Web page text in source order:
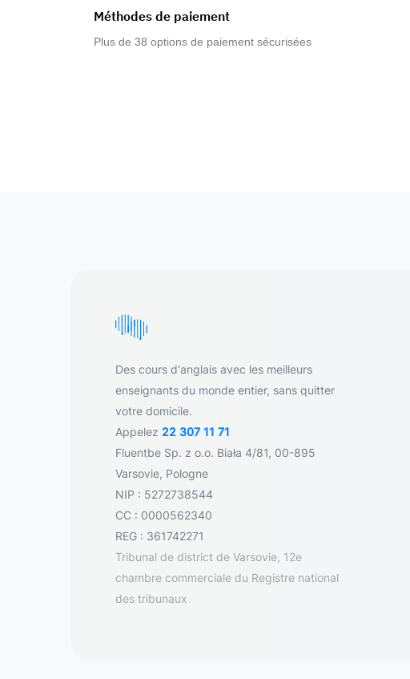
Méthodes de paiement
Plus de 38 options de paiement sécurisées
Des cours d'anglais avec les meilleurs
enseignants du monde entier, sans quitter
votre domicile.
Appelez 22 307 11 71
Fluentbe Sp. z o.o. Biała 4/81, 00-895
Varsovie, Pologne
NIP : 5272738544
CC : 0000562340
REG : 361742271
Tribunal de district de Varsovie, 12e
chambre commerciale du Registre national
des tribunaux